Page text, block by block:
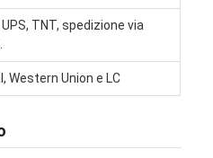
del contatore
dettaglio
UPS, TNT, spedizione via
Western Union e LC